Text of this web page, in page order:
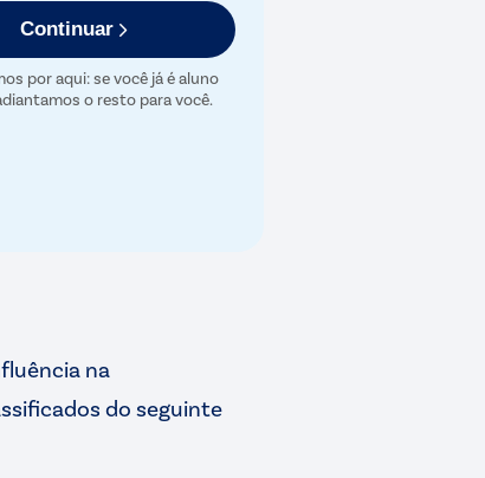
Continuar
por aqui: se você já é aluno
o resto para você.
na
do seguinte